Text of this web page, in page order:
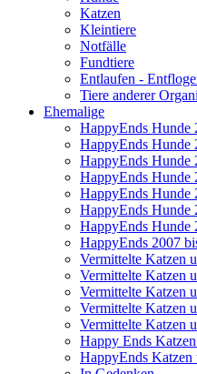
Katzen
Kleintiere
Notfälle
Fundtiere
Entlaufen -
Tiere anderer
Ehemalige
HappyEnds Hunde
HappyEnds Hunde
HappyEnds Hunde
HappyEnds Hunde
HappyEnds Hunde
HappyEnds Hunde
HappyEnds Hunde
HappyEnds 2007
Vermittelte Katzen
Vermittelte Katzen
Vermittelte Katzen
Vermittelte Katzen
Vermittelte Katzen
Happy Ends
HappyEnds